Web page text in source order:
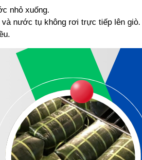
nhỏ xuống.
nước tụ không rơi trực tiếp lên giò.